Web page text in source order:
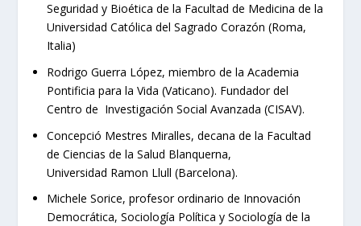
Seguridad y Bioética de la Facultad de Medicina de la
Universidad Católica del Sagrado Corazón (Roma,
Italia)
Rodrigo Guerra López, miembro de la Academia
Pontificia para la Vida (Vaticano). Fundador del
Centro de Investigación Social Avanzada (CISAV).
Concepció Mestres Miralles, decana de la Facultad
de Ciencias de la Salud Blanquerna,
Universidad Ramon Llull (Barcelona).
Michele Sorice, profesor ordinario de Innovación
Democrática, Sociología Política y Sociología de la